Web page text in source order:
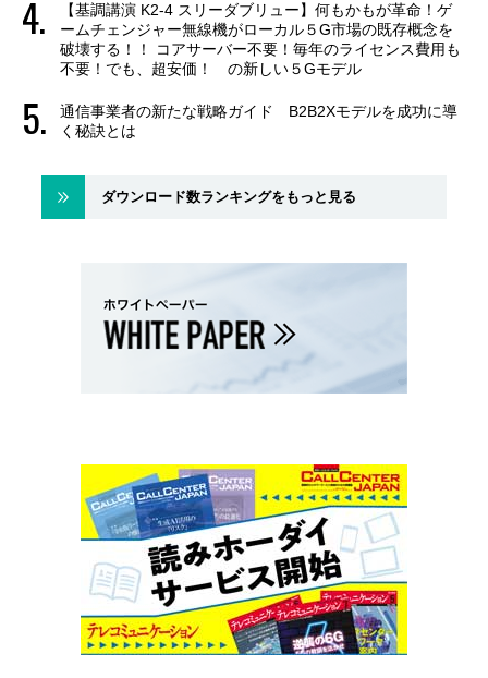
【基調講演 K2-4 スリーダブリュー】何もかもが革命！ゲ
ームチェンジャー無線機がローカル５G市場の既存概念を
破壊する！！ コアサーバー不要！毎年のライセンス費用も
不要！でも、超安価！ の新しい５Gモデル
通信事業者の新たな戦略ガイド B2B2Xモデルを成功に導
く秘訣とは
ダウンロード数ランキングをもっと見る